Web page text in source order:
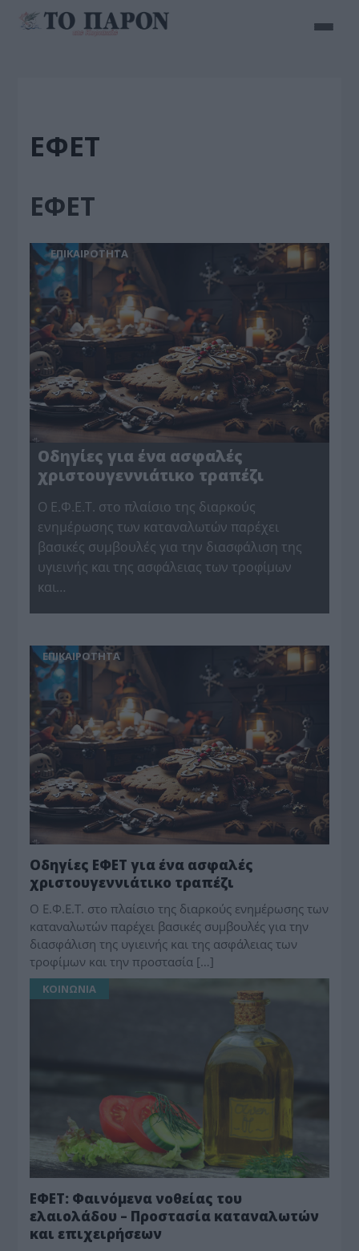
ΕΦΕΤ
ΕΦΕΤ
ΕΠΙΚΑΙΡΟΤΗΤΑ
Οδηγίες για ένα ασφαλές
χριστουγεννιάτικο τραπέζι
Ο Ε.Φ.Ε.Τ. στο πλαίσιο της διαρκούς
ενημέρωσης των καταναλωτών παρέχει
βασικές συμβουλές για την διασφάλιση της
υγιεινής και της ασφάλειας των τροφίμων
και…
ΕΠΙΚΑΙΡΟΤΗΤΑ
Οδηγίες ΕΦΕΤ για ένα ασφαλές
χριστουγεννιάτικο τραπέζι
Ο Ε.Φ.Ε.Τ. στο πλαίσιο της διαρκούς ενημέρωσης των
καταναλωτών παρέχει βασικές συμβουλές για την
διασφάλιση της υγιεινής και της ασφάλειας των
τροφίμων και την προστασία […]
ΚΟΙΝΩΝΙΑ
ΕΦΕΤ: Φαινόμενα νοθείας του
ελαιολάδου – Προστασία καταναλωτών
και επιχειρήσεων